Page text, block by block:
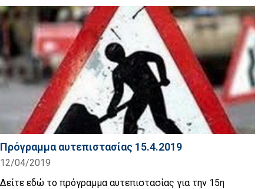
Πρόγραμμα αυτεπιστασίας 15.4.2019
12/04/2019
Δείτε εδώ το πρόγραμμα αυτεπιστασίας για την 15η